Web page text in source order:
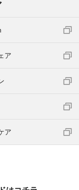
ア
ア